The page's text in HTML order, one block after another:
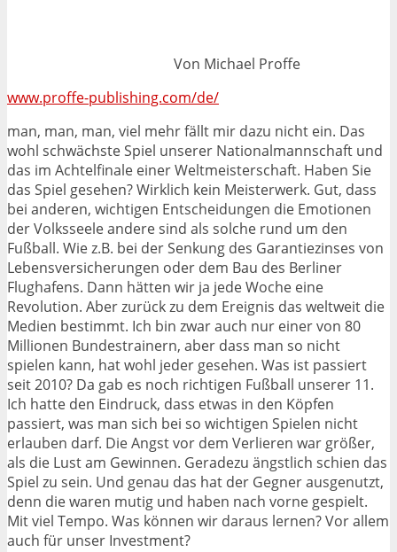
Von Michael Proffe
www.proffe-publishing.com/de/
man, man, man, viel mehr fällt mir dazu nicht ein. Das
wohl schwächste Spiel unserer Nationalmannschaft und
das im Achtelfinale einer Weltmeisterschaft. Haben Sie
das Spiel gesehen? Wirklich kein Meisterwerk. Gut, dass
bei anderen, wichtigen Entscheidungen die Emotionen
der Volksseele andere sind als solche rund um den
Fußball. Wie z.B. bei der Senkung des Garantiezinses von
Lebensversicherungen oder dem Bau des Berliner
Flughafens. Dann hätten wir ja jede Woche eine
Revolution. Aber zurück zu dem Ereignis das weltweit die
Medien bestimmt. Ich bin zwar auch nur einer von 80
Millionen Bundestrainern, aber dass man so nicht
spielen kann, hat wohl jeder gesehen. Was ist passiert
seit 2010? Da gab es noch richtigen Fußball unserer 11.
Ich hatte den Eindruck, dass etwas in den Köpfen
passiert, was man sich bei so wichtigen Spielen nicht
erlauben darf. Die Angst vor dem Verlieren war größer,
als die Lust am Gewinnen. Geradezu ängstlich schien das
Spiel zu sein. Und genau das hat der Gegner ausgenutzt,
denn die waren mutig und haben nach vorne gespielt.
Mit viel Tempo. Was können wir daraus lernen? Vor allem
auch für unser Investment?